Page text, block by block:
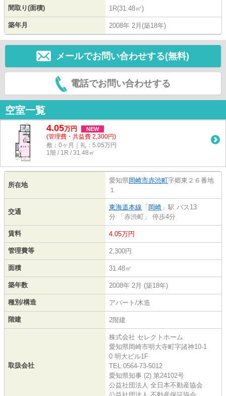
間取り(面積) 1R(31.48㎡)
築年月 2008年 2月(築18年)
メールでお問い合わせする(無料)
電話でお問い合わせする
空室一覧
4.05万円 NEW
(管理費・共益費 2,300円)
敷：0ヶ月｜礼：5.05万円
1階 / 1R / 31.48㎡
所在地
愛知県岡崎市赤渋町字郷東２６番地
１
交通
東海道本線 「 岡崎 」駅 バス13
分 「赤渋町」 停歩4分
賃料 4.05万円
管理費等 2,300円
面積 31.48㎡
築年数 2008年 2月 (築18年)
種別/構造 アパート/木造
階建 2階建
取扱会社
株式会社 セレクトホーム
愛知県岡崎市明大寺町字諸神10-1
0 明大ビル1F
TEL:0564-73-5012
愛知県知事 (2) 第24102号
公益社団法人 全日本不動産協会